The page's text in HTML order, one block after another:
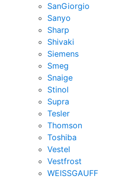
SanGiorgio
Sanyo
Sharp
Shivaki
Siemens
Smeg
Snaige
Stinol
Supra
Tesler
Thomson
Toshiba
Vestel
Vestfrost
WEISSGAUFF